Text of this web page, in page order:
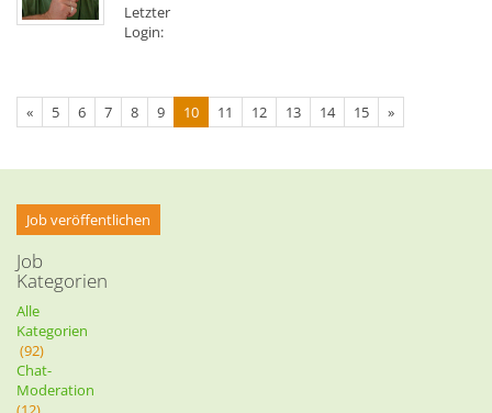
Letzter
Login:
« 5 6 7 8 9 10 11 12 13 14 15 »
Job veröffentlichen
Job
Kategorien
Alle
Kategorien
(92)
Chat-
Moderation